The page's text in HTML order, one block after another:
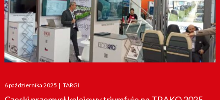
Posted
on
6 października 2025 TARGI